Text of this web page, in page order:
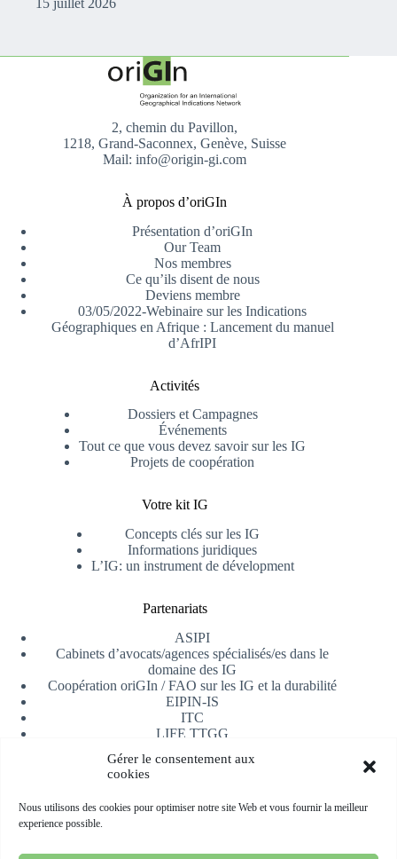
Gérer le consentement aux
cookies
Nous utilisons des cookies pour optimiser notre site Web et vous fournir la meilleur
experience possible.
2, chemin du Pavillon,
1218, Grand-Saconnex, Genève, Suisse
Mail: info@origin-gi.com
À propos d’oriGIn
Présentation d’oriGIn
Our Team
Nos membres
Ce qu’ils disent de nous
Deviens membre
03/05/2022-Webinaire sur les Indications
Géographiques en Afrique : Lancement du manuel
d’AfrIPI
Activités
Dossiers et Campagnes
Événements
Tout ce que vous devez savoir sur les IG
Projets de coopération
Votre kit IG
Concepts clés sur les IG
Informations juridiques
L’IG: un instrument de dévelopment
Partenariats
ASIPI
Cabinets d’avocats/agences spécialisés/es dans le
domaine des IG
Coopération oriGIn / FAO sur les IG et la durabilité
EIPIN-IS
ITC
LIFE TTGG
AfrIPI
Recevoir notre newsletter